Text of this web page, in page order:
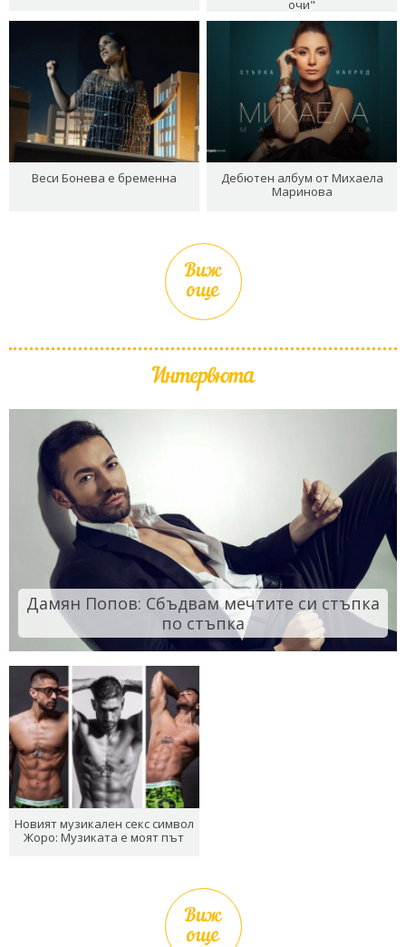
очи"
Веси Бонева е бременна
Дебютен албум от Михаела
Маринова
Виж
още
Интервюта
Дамян Попов: Сбъдвам мечтите си стъпка
по стъпка
Новият музикален секс символ
Жоро: Музиката е моят път
Виж
още